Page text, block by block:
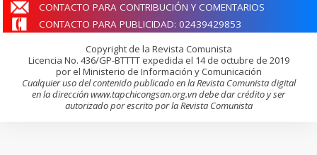
CONTACTO PARA CONTRIBUCIÓN Y COMENTARIOS
CONTACTO PARA PUBLICIDAD: 02439429853
Copyright de la Revista Comunista
Licencia No. 436/GP-BTTTT expedida el 14 de octubre de 2019
por el Ministerio de Información y Comunicación
Cualquier uso del contenido publicado en la Revista Comunista digital
en la dirección www.tapchicongsan.org.vn debe dar crédito y ser
autorizado por escrito por la Revista Comunista